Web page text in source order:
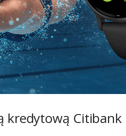
kredytową Citibank